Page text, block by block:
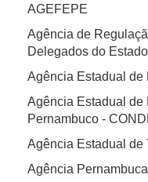
AGEFEPE
Agência de
Delegados do
Agência Estadual de
Agência Estadual de
Pernambuco -
Agência Estadual de
Agência